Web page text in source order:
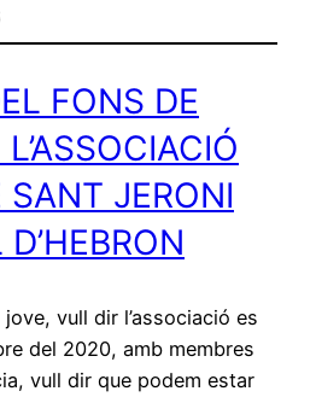
FONS DE
SANT JERONI
vull dir l’associació es
del 2020, amb membres
vull dir que podem estar